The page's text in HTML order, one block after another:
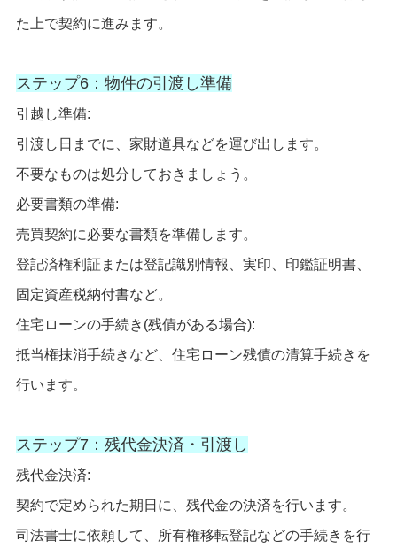
た上で契約に進みます。
ステップ6：物件の引渡し準備
引越し準備:
引渡し日までに、家財道具などを運び出します。
不要なものは処分しておきましょう。
必要書類の準備:
売買契約に必要な書類を準備します。
登記済権利証または登記識別情報、実印、印鑑証明書、
固定資産税納付書など。
住宅ローンの手続き(残債がある場合):
抵当権抹消手続きなど、住宅ローン残債の清算手続きを
行います。
ステップ7：残代金決済・引渡し
残代金決済:
契約で定められた期日に、残代金の決済を行います。
司法書士に依頼して、所有権移転登記などの手続きを行